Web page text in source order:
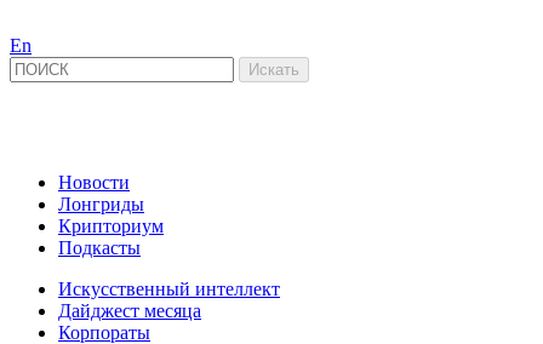
En
Новости
Лонгриды
Крипториум
Подкасты
Искусственный интеллект
Дайджест месяца
Корпораты